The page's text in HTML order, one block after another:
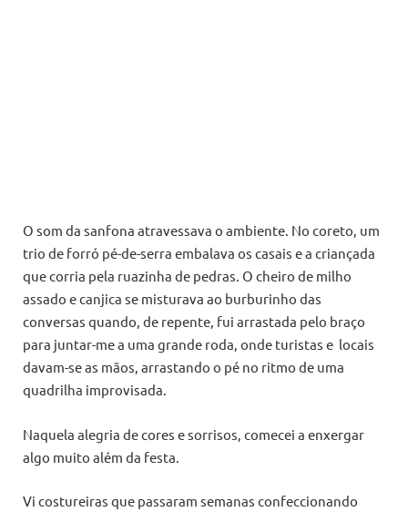
O som da sanfona atravessava o ambiente. No coreto, um
trio de forró pé-de-serra embalava os casais e a criançada
que corria pela ruazinha de pedras. O cheiro de milho
assado e canjica se misturava ao burburinho das
conversas quando, de repente, fui arrastada pelo braço
para juntar-me a uma grande roda, onde turistas e locais
davam-se as mãos, arrastando o pé no ritmo de uma
quadrilha improvisada.
Naquela alegria de cores e sorrisos, comecei a enxergar
algo muito além da festa.
Vi costureiras que passaram semanas confeccionando